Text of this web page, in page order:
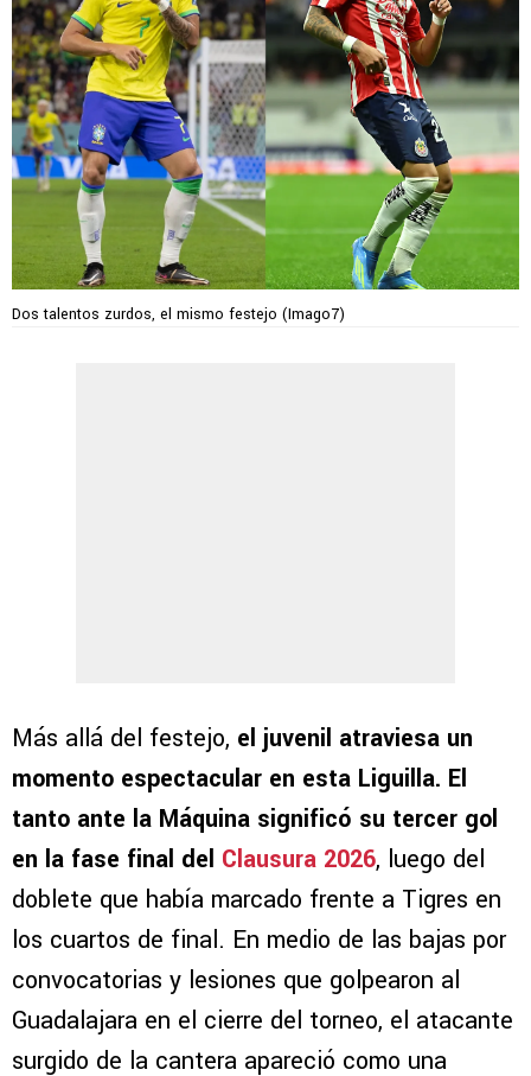
Dos talentos zurdos, el mismo festejo (Imago7)
Más allá del festejo, el juvenil atraviesa un
momento espectacular en esta Liguilla. El
tanto ante la Máquina significó su tercer gol
en la fase final del Clausura 2026, luego del
doblete que había marcado frente a Tigres en
los cuartos de final. En medio de las bajas por
convocatorias y lesiones que golpearon al
Guadalajara en el cierre del torneo, el atacante
surgido de la cantera apareció como una